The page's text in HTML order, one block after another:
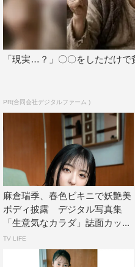
「現実…？」〇〇をしただけ
PR(合同会社デジタルファーム )
麻倉瑞季、春色ビキニで妖艶美
ボディ披露 デジタル写真集
「生意気なカラダ」誌面カッ...
TV LIFE